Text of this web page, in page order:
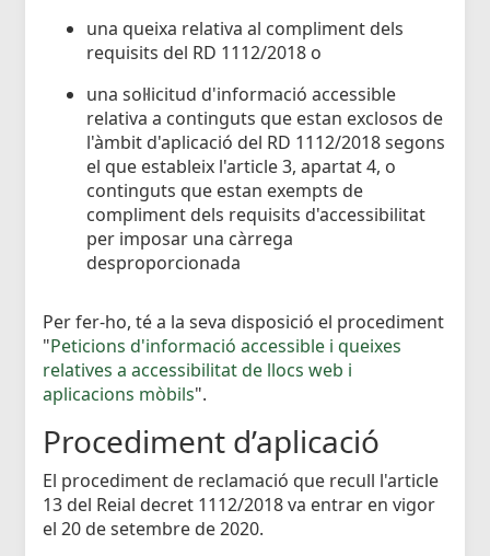
una queixa relativa al compliment dels
requisits del RD 1112/2018 o
una sol·licitud d'informació accessible
relativa a continguts que estan exclosos de
l'àmbit d'aplicació del RD 1112/2018 segons
el que estableix l'article 3, apartat 4, o
continguts que estan exempts de
compliment dels requisits d'accessibilitat
per imposar una càrrega
desproporcionada
Per fer-ho, té a la seva disposició el procediment
"Peticions d'informació accessible i queixes
relatives a accessibilitat de llocs web i
aplicacions mòbils".
Procediment d’aplicació
El procediment de reclamació que recull l'article
13 del Reial decret 1112/2018 va entrar en vigor
el 20 de setembre de 2020.